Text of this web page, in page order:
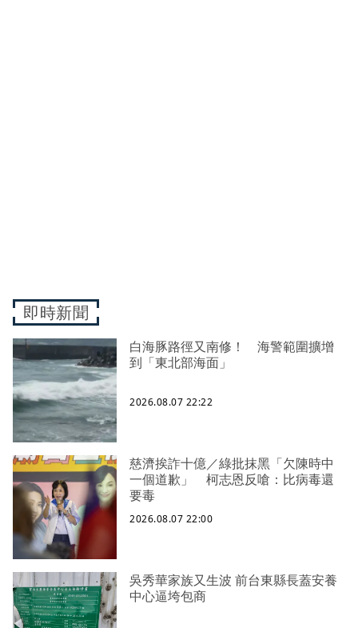
即時新聞
白海豚路徑又南修！ 海警範圍擴增
到「東北部海面」
2026.08.07 22:22
慈濟挨詐十億／綠批抹黑「欠陳時中
一個道歉」 柯志恩反嗆：比病毒還
要毒
2026.08.07 22:00
吳秀華家族又生波 前台東縣長蓋安養
中心逼垮包商